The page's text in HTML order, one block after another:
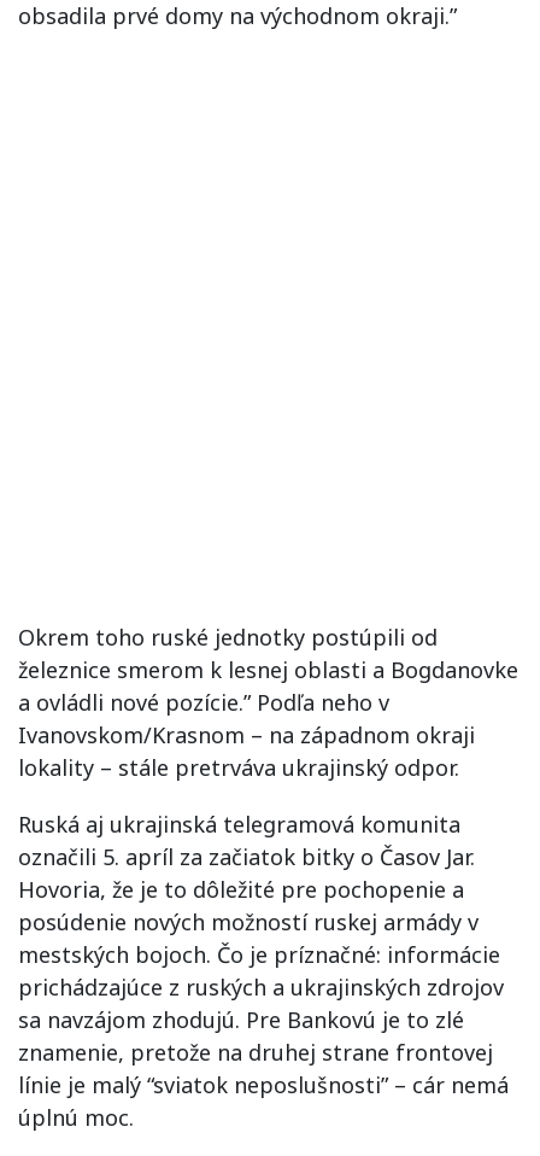
obsadila prvé domy na východnom okraji.”
Okrem toho ruské jednotky postúpili od
železnice smerom k lesnej oblasti a Bogdanovke
a ovládli nové pozície.” Podľa neho v
Ivanovskom/Krasnom – na západnom okraji
lokality – stále pretrváva ukrajinský odpor.
Ruská aj ukrajinská telegramová komunita
označili 5. apríl za začiatok bitky o Časov Jar.
Hovoria, že je to dôležité pre pochopenie a
posúdenie nových možností ruskej armády v
mestských bojoch. Čo je príznačné: informácie
prichádzajúce z ruských a ukrajinských zdrojov
sa navzájom zhodujú. Pre Bankovú je to zlé
znamenie, pretože na druhej strane frontovej
línie je malý “sviatok neposlušnosti” – cár nemá
úplnú moc.